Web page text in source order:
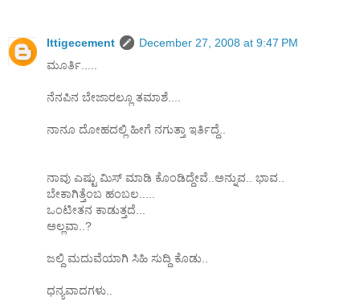
Ittigecement
December 27, 2008 at 9:47 PM
ಮೂರ್ತಿ.....
ನೆನಪಿನ ಬೇಜಾರಲ್ಲೂ ತಮಾಶೆ....
ನಾನೂ ದೋಹದಲ್ಲಿ ಹೀಗೆ ನಗುತ್ತಾ ಇರ್ತಿದ್ದೆ..
ನಾವು ಎಷ್ಟು ಮಿಸ್ ಮಾಡಿ ಕೊಂಡಿದ್ದೇವೆ..ಅನ್ನುವ.. ಭಾವ..
ಬೇಕಾಗಿತ್ತೆಂಬ ಹಂಬಲ.....
ಒಂಟೀತನ ಕಾಡುತ್ತದೆ...
ಅಲ್ಲವಾ..?
ಜಲ್ದಿ ಮದುವೆಯಾಗಿ ಸಿಹಿ ಸುದ್ದಿ ಕೊಡು..
ಧನ್ಯವಾದಗಳು..